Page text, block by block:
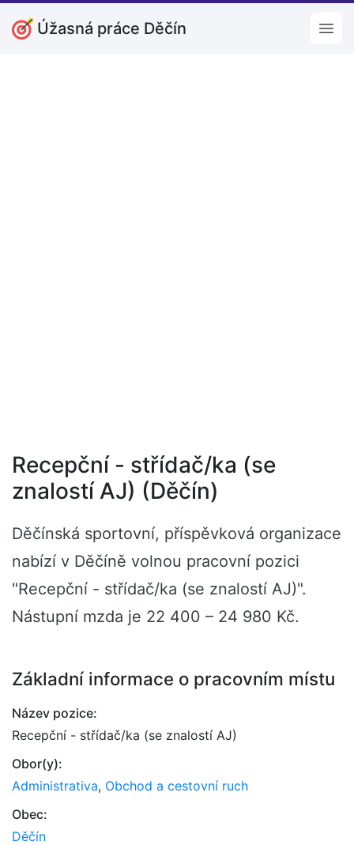
Úžasná práce Děčín
Recepční - střídač/ka (se
znalostí AJ) (Děčín)
Děčínská sportovní, příspěvková organizace
nabízí v Děčíně volnou pracovní pozici
"Recepční - střídač/ka (se znalostí AJ)".
Nástupní mzda je 22 400 – 24 980 Kč.
Základní informace o pracovním místu
Název pozice:
Recepční - střídač/ka (se znalostí AJ)
Obor(y):
Administrativa, Obchod a cestovní ruch
Obec:
Děčín